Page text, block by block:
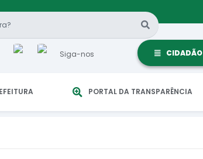
Siga-nos CIDADÃO
PORTAL DA TRANSPARÊNCIA